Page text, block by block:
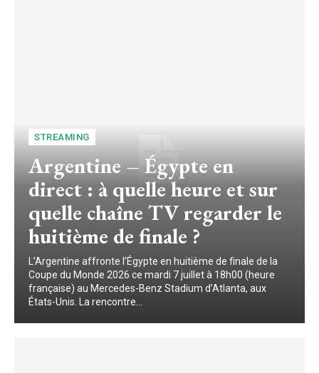
STREAMING
Argentine – Égypte en
direct : à quelle heure et sur
quelle chaîne TV regarder le
huitième de finale ?
L’Argentine affronte l’Égypte en huitième de finale de la
Coupe du Monde 2026 ce mardi 7 juillet à 18h00 (heure
française) au Mercedes-Benz Stadium d’Atlanta, aux
États-Unis. La rencontre...